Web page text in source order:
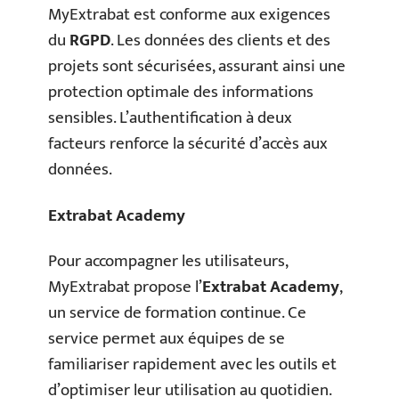
MyExtrabat est conforme aux exigences
duRGPD. Les données des clients et des
projets sont sécurisées, assurant ainsi une
protection optimale des informations
sensibles. L’authentification à deux
facteurs renforce la sécurité d’accès aux
données.
Extrabat Academy
Pour accompagner les utilisateurs,
MyExtrabat propose l’Extrabat Academy,
un service de formation continue. Ce
service permet aux équipes de se
familiariser rapidement avec les outils et
d’optimiser leur utilisation au quotidien.